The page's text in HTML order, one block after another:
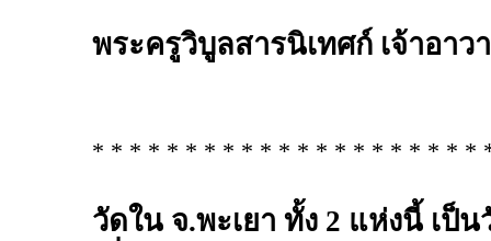
พระครูวิบูลสารนิเทศก์ เจ้าอาว
* * * * * * * * * * * * * * * * * * * * *
วัดใน จ.พะเยา ทั้ง 2 แห่งนี้ เป็